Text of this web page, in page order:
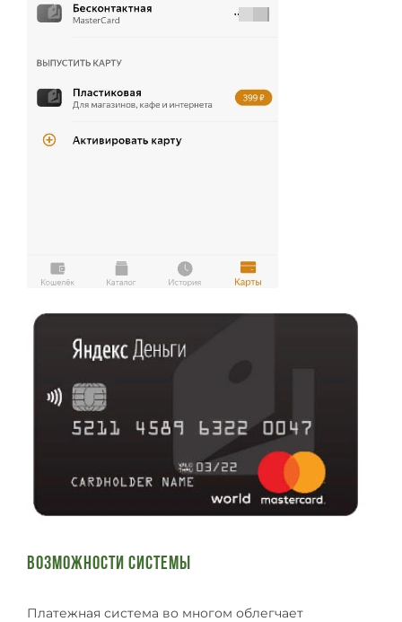
Возможности системы
Платежная система во многом облегчает